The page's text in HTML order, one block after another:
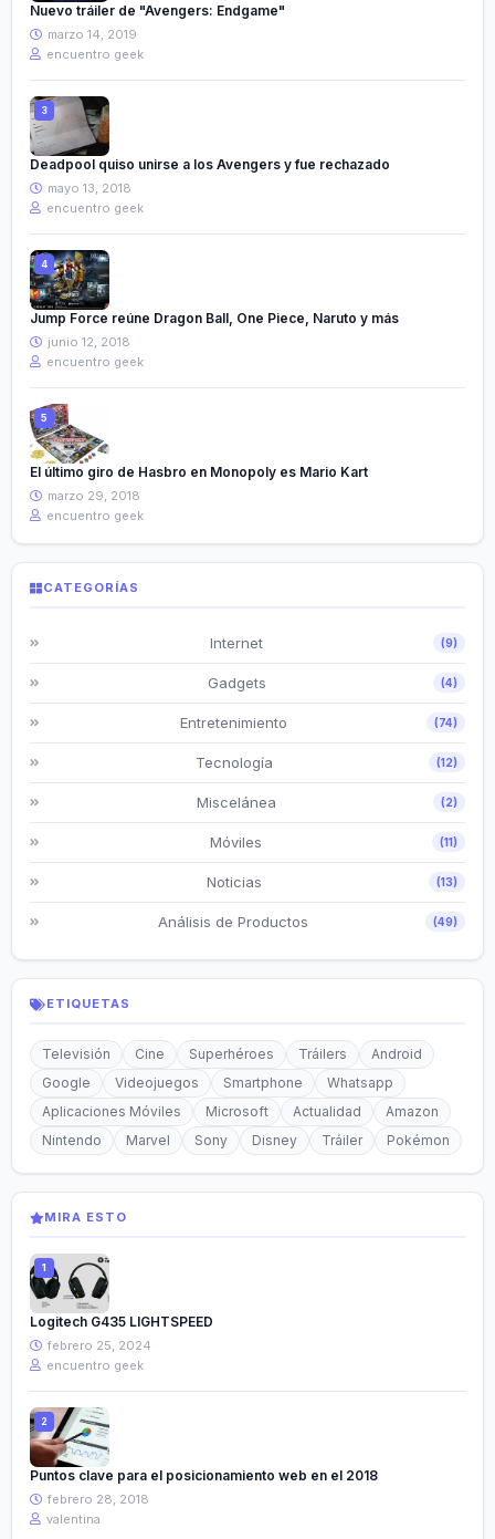
Nuevo tráiler de "Avengers: Endgame"
marzo 14, 2019
encuentro geek
Deadpool quiso unirse a los Avengers y fue rechazado
mayo 13, 2018
encuentro geek
Jump Force reúne Dragon Ball, One Piece, Naruto y más
junio 12, 2018
encuentro geek
El último giro de Hasbro en Monopoly es Mario Kart
marzo 29, 2018
encuentro geek
CATEGORÍAS
Internet (9)
Gadgets (4)
Entretenimiento (74)
Tecnología (12)
Miscelánea (2)
Móviles (11)
Noticias (13)
Análisis de Productos (49)
ETIQUETAS
Televisión Cine Superhéroes Tráilers
Android
Google
Videojuegos Smartphone
Whatsapp
Aplicaciones Móviles
Microsoft Actualidad
Amazon
Nintendo
Marvel Sony Disney Tráiler Pokémon
MIRA ESTO
Logitech G435 LIGHTSPEED
febrero 25, 2024
encuentro geek
Puntos clave para el posicionamiento web en el 2018
febrero 28, 2018
valentina